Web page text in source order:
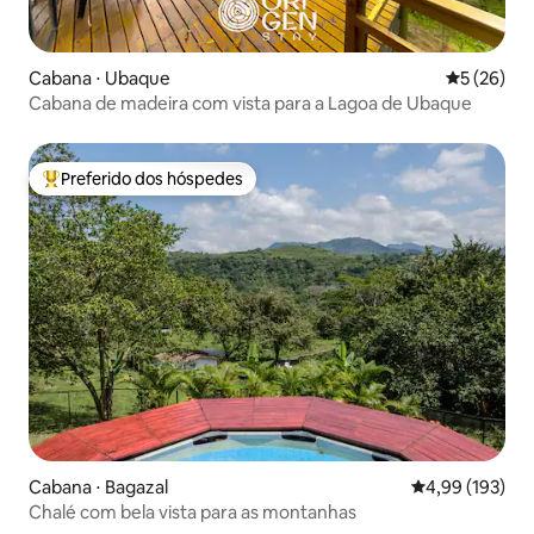
Cabana ⋅ Ubaque 5 de uma
5 (26)
Cabana de madeira com vista para a Lagoa de Ubaque
Entre os melhores preferidos dos hóspedes
Preferido dos hóspedes
Cabana ⋅ Bagazal 4,99 de uma
4,99 (193)
Chalé com bela vista para as montanhas